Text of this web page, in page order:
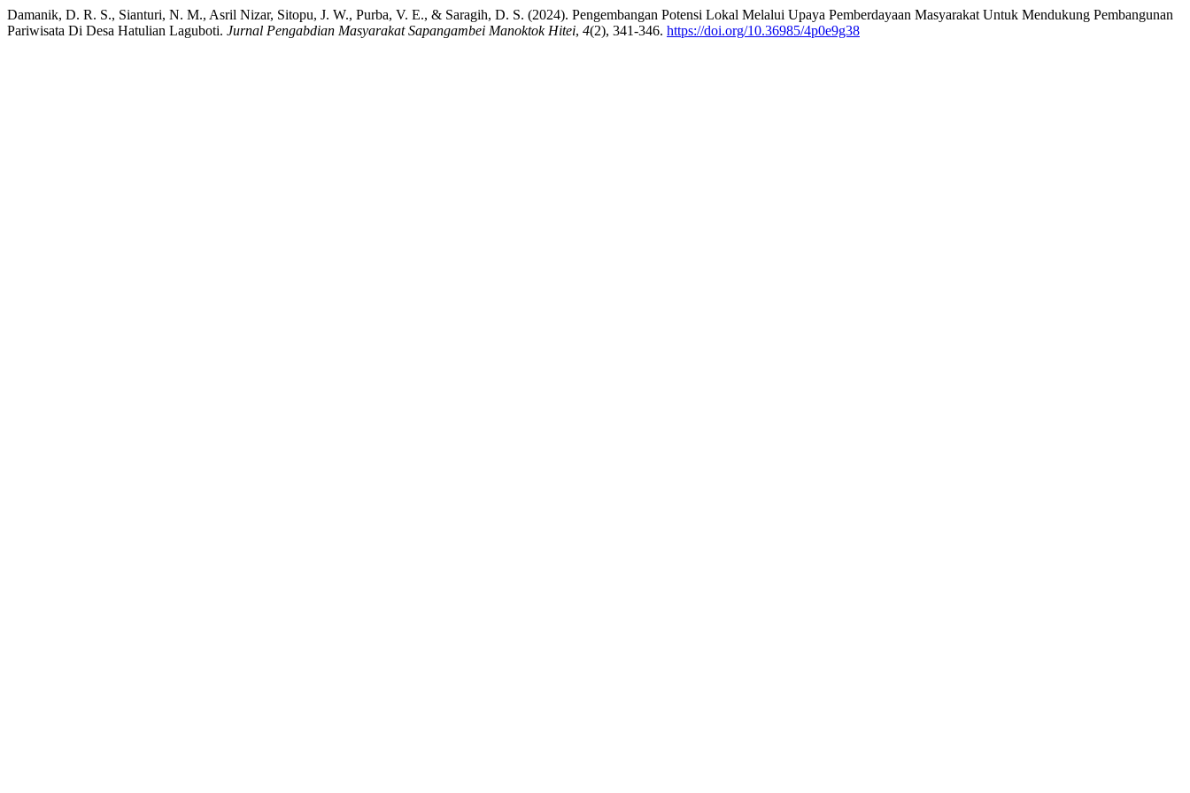
Damanik, D. R. S., Sianturi, N. M., Asril Nizar, Sitopu, J. W., Purba, V. E., & Saragih, D. S. (2024). Pengembangan Potensi Lokal Melalui Upaya Pemberdayaan Masyarakat Untuk Mendukung Pembangunan
Pariwisata Di Desa Hatulian Laguboti. Jurnal Pengabdian Masyarakat Sapangambei Manoktok Hitei, 4(2), 341-346. https://doi.org/10.36985/4p0e9g38